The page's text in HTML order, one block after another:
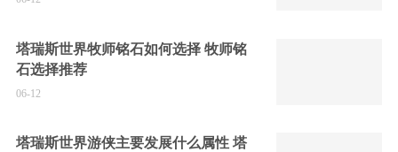
塔瑞斯世界牧师铭石如何选择 牧师铭
石选择推荐
06-12
塔瑞斯世界游侠主要发展什么属性 塔